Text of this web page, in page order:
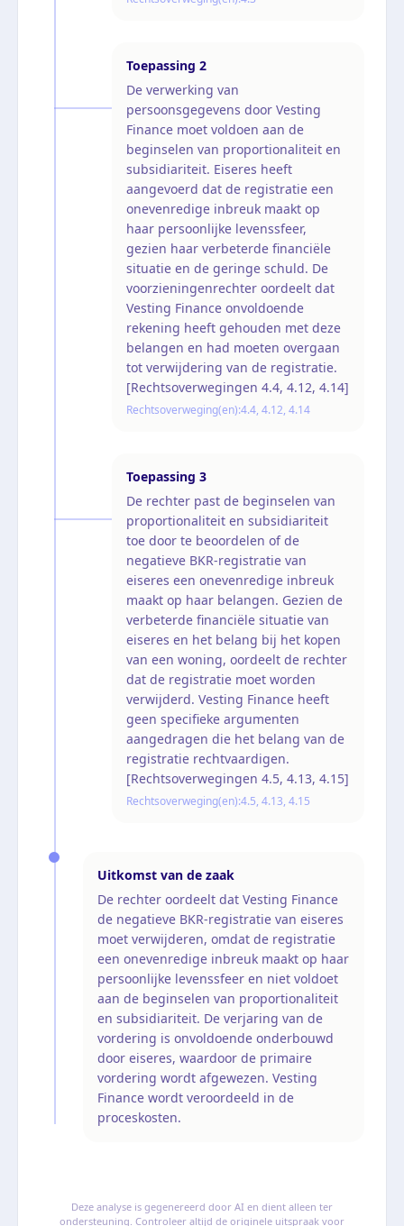
Toepassing 2
De verwerking van
persoonsgegevens door Vesting
Finance moet voldoen aan de
beginselen van proportionaliteit en
subsidiariteit. Eiseres heeft
aangevoerd dat de registratie een
onevenredige inbreuk maakt op
haar persoonlijke levenssfeer,
gezien haar verbeterde financiële
situatie en de geringe schuld. De
voorzieningenrechter oordeelt dat
Vesting Finance onvoldoende
rekening heeft gehouden met deze
belangen en had moeten overgaan
tot verwijdering van de registratie.
[Rechtsoverwegingen 4.4, 4.12, 4.14]
Rechtsoverweging(en):4.4, 4.12, 4.14
Toepassing 3
De rechter past de beginselen van
proportionaliteit en subsidiariteit
toe door te beoordelen of de
negatieve BKR-registratie van
eiseres een onevenredige inbreuk
maakt op haar belangen. Gezien de
verbeterde financiële situatie van
eiseres en het belang bij het kopen
van een woning, oordeelt de rechter
dat de registratie moet worden
verwijderd. Vesting Finance heeft
geen specifieke argumenten
aangedragen die het belang van de
registratie rechtvaardigen.
[Rechtsoverwegingen 4.5, 4.13, 4.15]
Rechtsoverweging(en):4.5, 4.13, 4.15
Uitkomst van de zaak
De rechter oordeelt dat Vesting Finance
de negatieve BKR-registratie van eiseres
moet verwijderen, omdat de registratie
een onevenredige inbreuk maakt op haar
persoonlijke levenssfeer en niet voldoet
aan de beginselen van proportionaliteit
en subsidiariteit. De verjaring van de
vordering is onvoldoende onderbouwd
door eiseres, waardoor de primaire
vordering wordt afgewezen. Vesting
Finance wordt veroordeeld in de
proceskosten.
Deze analyse is gegenereerd door AI en dient alleen ter
ondersteuning. Controleer altijd de originele uitspraak voor